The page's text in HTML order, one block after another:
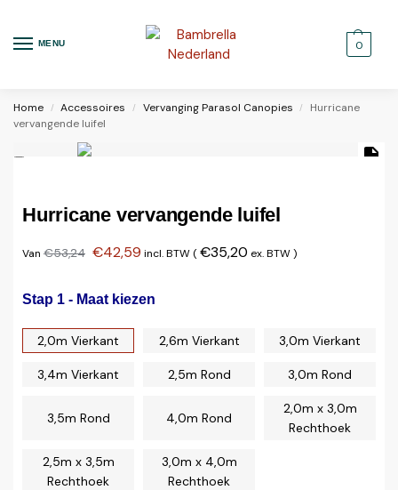
MENU 0
Home / Accessoires / Vervanging Parasol Canopies /
Hurricane
vervangende luifel
Hurricane vervangende luifel
Van €53,24 €42,59 incl. BTW (€35,20 ex. BTW)
Stap 1 - Maat kiezen
2,0m Vierkant 2,6m Vierkant 3,0m Vierkant
3,4m Vierkant 2,5m Rond 3,0m Rond
3,5m Rond 4,0m Rond
2,0m x 3,0m
Rechthoek
2,5m x 3,5m
Rechthoek
3,0m x 4,0m
Rechthoek